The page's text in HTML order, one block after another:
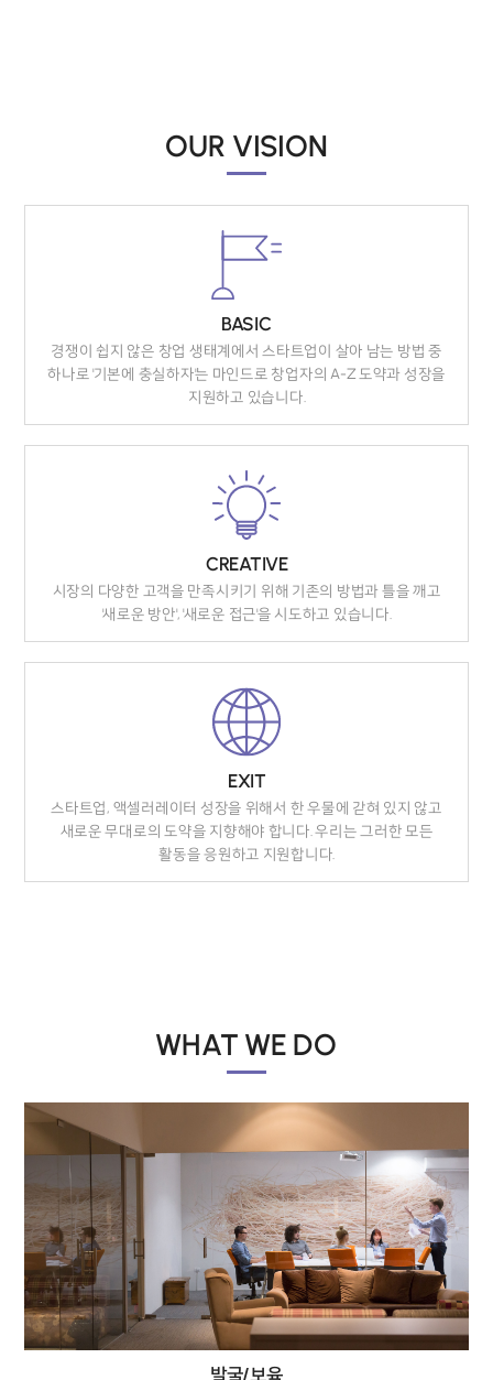
OUR VISION
BASIC
경쟁이 쉽지 않은 창업 생태계에서 스타트업이 살아 남는 방법 중
하나로 '기본에 충실하자'는 마인드로 창업자의 A-Z 도약과 성장을
지원하고 있습니다.
CREATIVE
시장의 다양한 고객을 만족시키기 위해 기존의 방법과 틀을 깨고
'새로운 방안', '새로운 접근'을 시도하고 있습니다.
EXIT
스타트업, 액셀러레이터 성장을 위해서 한 우물에 갇혀 있지 않고
새로운 무대로의 도약을 지향해야 합니다. 우리는 그러한 모든
활동을 응원하고 지원합니다.
WHAT WE DO
발굴/보육